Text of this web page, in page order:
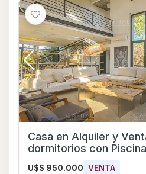
Casa en Alquiler y
dormitorios con
Punta del Este,
U$S 950.000 VENTA